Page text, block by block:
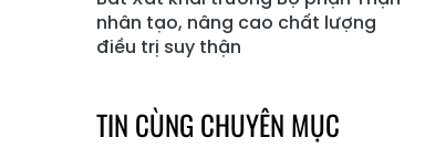
nhân tạo, nâng cao chất lượng
điều trị suy thận
TIN CÙNG CHUYÊN MỤC